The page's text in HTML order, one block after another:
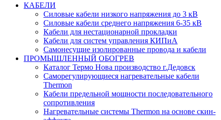
КАБЕЛИ
Силовые кабели низкого напряжения до 3 кВ
Силовые кабели среднего напряжения 6-35 кВ
Кабели для нестационарной прокладки
Кабели для систем управления КИПиА
Самонесущие изолированные провода и кабели
ПРОМЫШЛЕННЫЙ ОБОГРЕВ
Каталог Термо Нова производство г.Дедовск
Саморегулирующиеся нагревательные кабели
Thermon
Кабели предельной мощности последовательного
сопротивления
Нагревательные системы Thermon на основе скин-